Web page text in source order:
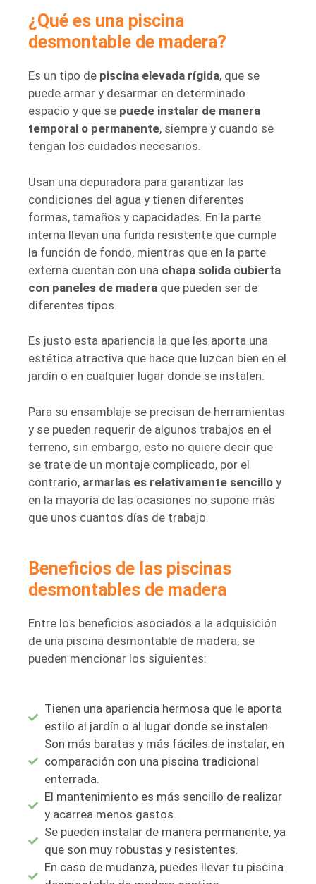
¿Qué es una piscina
desmontable de madera?
Es un tipo de piscina elevada rígida, que se
puede armar y desarmar en determinado
espacio y que se puede instalar de manera
temporal o permanente, siempre y cuando se
tengan los cuidados necesarios.
Usan una depuradora para garantizar las
condiciones del agua y tienen diferentes
formas, tamaños y capacidades. En la parte
interna llevan una funda resistente que cumple
la función de fondo, mientras que en la parte
externa cuentan con una chapa solida cubierta
con paneles de madera que pueden ser de
diferentes tipos.
Es justo esta apariencia la que les aporta una
estética atractiva que hace que luzcan bien en el
jardín o en cualquier lugar donde se instalen.
Para su ensamblaje se precisan de herramientas
y se pueden requerir de algunos trabajos en el
terreno, sin embargo, esto no quiere decir que
se trate de un montaje complicado, por el
contrario, armarlas es relativamente sencillo y
en la mayoría de las ocasiones no supone más
que unos cuantos días de trabajo.
Beneficios de las piscinas
desmontables de madera
Entre los beneficios asociados a la adquisición
de una piscina desmontable de madera, se
pueden mencionar los siguientes:
Tienen una apariencia hermosa que le aporta
estilo al jardín o al lugar donde se instalen.
Son más baratas y más fáciles de instalar, en
comparación con una piscina tradicional
enterrada.
El mantenimiento es más sencillo de realizar
y acarrea menos gastos.
Se pueden instalar de manera permanente, ya
que son muy robustas y resistentes.
En caso de mudanza, puedes llevar tu piscina